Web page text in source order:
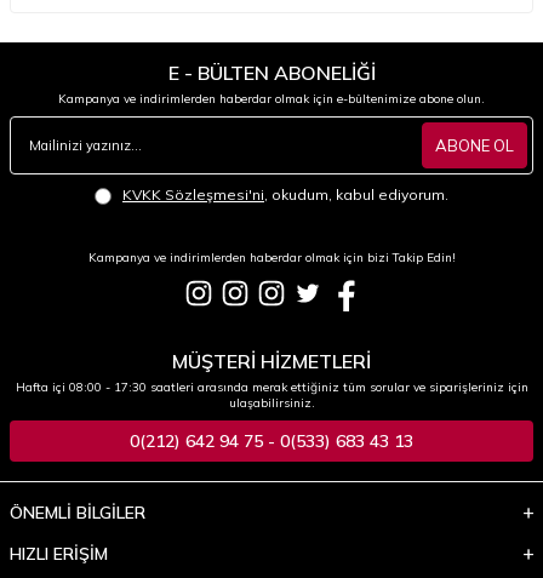
E - BÜLTEN ABONELİĞİ
Kampanya ve indirimlerden haberdar olmak için e-bültenimize abone olun.
ABONE OL
KVKK Sözleşmesi'ni, okudum, kabul ediyorum.
Kampanya ve indirimlerden haberdar olmak için bizi Takip Edin!
MÜŞTERİ HİZMETLERİ
Hafta içi 08:00 - 17:30 saatleri arasında merak ettiğiniz tüm sorular ve siparişleriniz için
ulaşabilirsiniz.
0(212) 642 94 75 - 0(533) 683 43 13
ÖNEMLİ BİLGİLER
HIZLI ERİŞİM